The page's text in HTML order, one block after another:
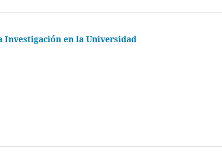
Investigación en la Universidad